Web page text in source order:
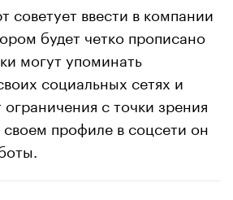
советует ввести в компании
будет четко прописано
могут упоминать
социальных сетях и
с точки зрения
своем профиле в соцсети он